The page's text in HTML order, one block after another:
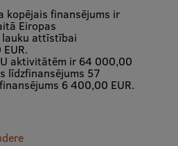
kopējais finansējums ir
Eiropas
lauku attīstībai
aktivitātēm ir 64 000,00
līdzfinansējums 57
6 400,00 EUR.